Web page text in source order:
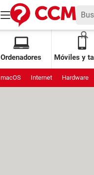
Ordenadores Móviles y
macOS Internet Hardware